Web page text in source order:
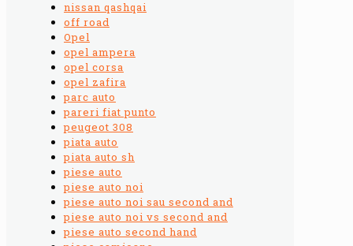
nissan qashqai
off road
Opel
opel ampera
opel corsa
opel zafira
parc auto
pareri fiat punto
peugeot 308
piata auto
piata auto sh
piese auto
piese auto noi
piese auto noi sau second and
piese auto noi vs second and
piese auto second hand